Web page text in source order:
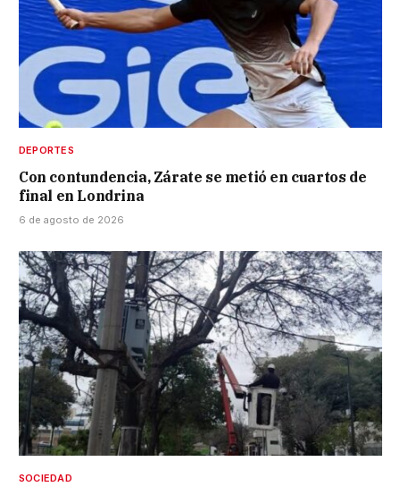
DEPORTES
Con contundencia, Zárate se metió en cuartos de
final en Londrina
6 de agosto de 2026
SOCIEDAD